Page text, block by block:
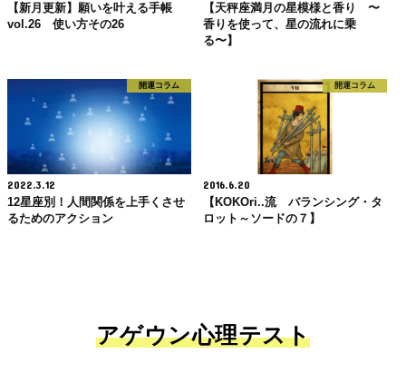
【新月更新】願いを叶える手帳
vol.26 使い方その26
【天秤座満月の星模様と香り 〜
香りを使って、星の流れに乗
る〜】
開運コラム
2022.3.12
12星座別！人間関係を上手くさせ
るためのアクション
開運コラム
2016.6.20
【KOKOri..流 バランシング・タ
ロット～ソードの７】
アゲウン心理テスト